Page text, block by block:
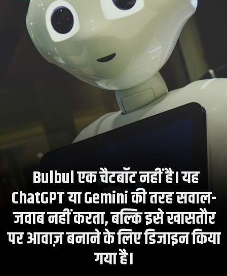
Bulbul एक चैटबॉट नहीं है। यह
ChatGPT या Gemini की तरह सवाल-
जवाब नहीं करता, बल्कि इसे खासतौर
पर आवाज़ बनाने के लिए डिजाइन किया
गया है।